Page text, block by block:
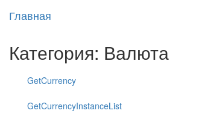
Главная
Категория: Валюта
GetCurrency
GetCurrencyInstanceList